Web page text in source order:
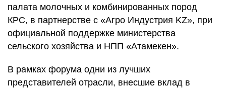
палата молочных и комбинированных пород
КРС, в партнерстве с «Агро Индустрия KZ», при
официальной поддержке министерства
сельского хозяйства и НПП «Атамекен».
В рамках форума одни из лучших
представителей отрасли, внесшие вклад в